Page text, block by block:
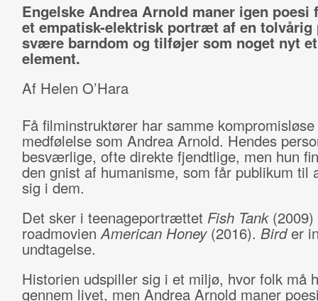
Engelske Andrea Arnold maner igen poesi
et empatisk-elektrisk portræt af en tolvårig
svære barndom og tilføjer som noget nyt
element.
Af Helen O’Hara
Få filminstruktører har samme kompromisløse
medfølelse som Andrea Arnold. Hendes
besværlige, ofte direkte fjendtlige, men hun
den gnist af humanisme, som får publikum til
sig i dem.
Det sker i teenageportrættet Fish Tank(2009)
roadmovienAmerican Honey(2016). Birder
undtagelse.
Historien udspiller sig i et miljø, hvor folk må
gennem livet, men Andrea Arnold maner